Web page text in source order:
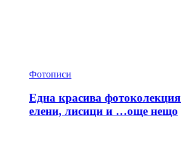
Фотописи
Една красива
елени, лисици и …още нещо